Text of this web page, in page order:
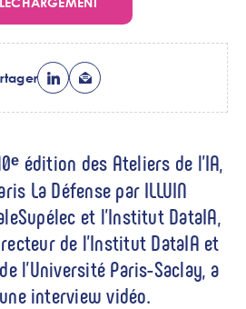
édition des Ateliers de l’IA,
La Défense par ILLUIN
et l’Institut DataIA,
de l’Institut DataIA et
l’Université Paris-Saclay, a
interview vidéo.